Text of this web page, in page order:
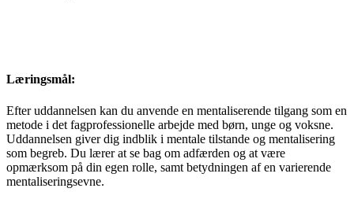
Læringsmål:
Efter uddannelsen kan du anvende en mentaliserende tilgang som en
metode i det fagprofessionelle arbejde med børn, unge og voksne.
Uddannelsen giver dig indblik i mentale tilstande og mentalisering
som begreb. Du lærer at se bag om adfærden og at være
opmærksom på din egen rolle, samt betydningen af en varierende
mentaliseringsevne.